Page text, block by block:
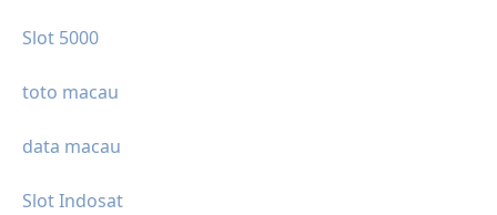
Slot 5000
toto macau
data macau
Slot Indosat